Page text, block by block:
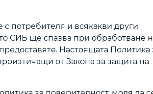
потребителя и всякакви други
СИБ ще спазва при обработване
Настоящата Политика
от Закона за защита на